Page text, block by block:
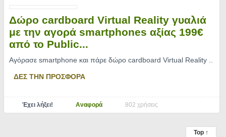
Δώρο cardboard Virtual Reality γυαλιά
με την αγορά smartphones αξίας 199€
από το Public...
Αγόρασε smartphone και πάρε δώρο cardboard Virtual Reality
ΔΕΣ ΤΗΝ ΠΡΟΣΦΟΡΑ
Έχει λήξει! Αναφορά 802 χρήσεις
Top ↑